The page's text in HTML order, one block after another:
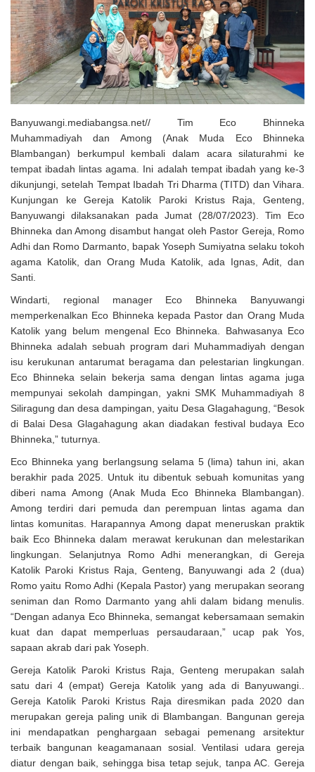
Uji Coba Program NADI JKN
Banyuwangi.mediabangsa.net// Tim Eco Bhinneka
Muhammadiyah dan Among (Anak Muda Eco Bhinneka
Blambangan) berkumpul kembali dalam acara silaturahmi ke
tempat ibadah lintas agama. Ini adalah tempat ibadah yang ke-3
dikunjungi, setelah Tempat Ibadah Tri Dharma (TITD) dan Vihara.
Kunjungan ke Gereja Katolik Paroki Kristus Raja, Genteng,
Banyuwangi dilaksanakan pada Jumat (28/07/2023). Tim Eco
Bhinneka dan Among disambut hangat oleh Pastor Gereja, Romo
Adhi dan Romo Darmanto, bapak Yoseph Sumiyatna selaku tokoh
agama Katolik, dan Orang Muda Katolik, ada Ignas, Adit, dan
Santi.
Windarti, regional manager Eco Bhinneka Banyuwangi
memperkenalkan Eco Bhinneka kepada Pastor dan Orang Muda
Katolik yang belum mengenal Eco Bhinneka. Bahwasanya Eco
Bhinneka adalah sebuah program dari Muhammadiyah dengan
isu kerukunan antarumat beragama dan pelestarian lingkungan.
Eco Bhinneka selain bekerja sama dengan lintas agama juga
mempunyai sekolah dampingan, yakni SMK Muhammadiyah 8
Siliragung dan desa dampingan, yaitu Desa Glagahagung, “Besok
di Balai Desa Glagahagung akan diadakan festival budaya Eco
Bhinneka,” tuturnya.
Eco Bhinneka yang berlangsung selama 5 (lima) tahun ini, akan
berakhir pada 2025. Untuk itu dibentuk sebuah komunitas yang
diberi nama Among (Anak Muda Eco Bhinneka Blambangan).
Among terdiri dari pemuda dan perempuan lintas agama dan
lintas komunitas. Harapannya Among dapat meneruskan praktik
baik Eco Bhinneka dalam merawat kerukunan dan melestarikan
lingkungan. Selanjutnya Romo Adhi menerangkan, di Gereja
Katolik Paroki Kristus Raja, Genteng, Banyuwangi ada 2 (dua)
Romo yaitu Romo Adhi (Kepala Pastor) yang merupakan seorang
seniman dan Romo Darmanto yang ahli dalam bidang menulis.
“Dengan adanya Eco Bhinneka, semangat kebersamaan semakin
kuat dan dapat memperluas persaudaraan,” ucap pak Yos,
sapaan akrab dari pak Yoseph.
Gereja Katolik Paroki Kristus Raja, Genteng merupakan salah
satu dari 4 (empat) Gereja Katolik yang ada di Banyuwangi..
Gereja Katolik Paroki Kristus Raja diresmikan pada 2020 dan
merupakan gereja paling unik di Blambangan. Bangunan gereja
ini mendapatkan penghargaan sebagai pemenang arsitektur
terbaik bangunan keagamanaan sosial. Ventilasi udara gereja
diatur dengan baik, sehingga bisa tetap sejuk, tanpa AC. Gereja